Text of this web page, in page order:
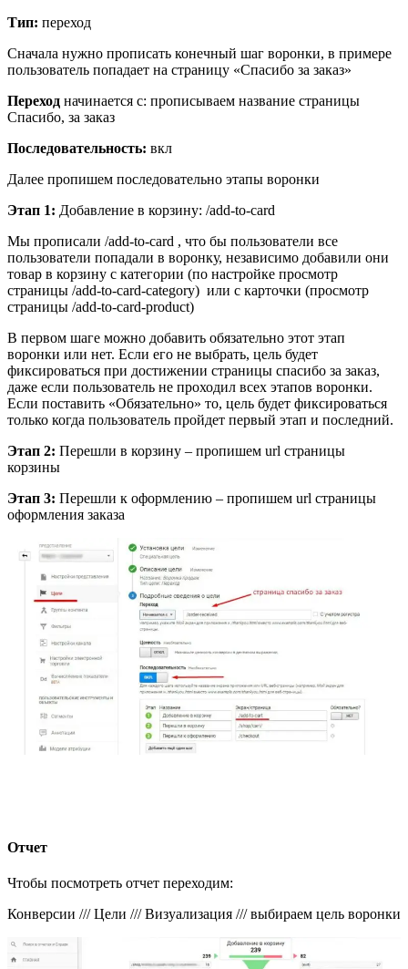
Тип: переход
Сначала нужно прописать конечный шаг воронки, в примере
пользователь попадает на страницу «Спасибо за заказ»
Переход начинается с: прописываем название страницы
Спасибо, за заказ
Последовательность: вкл
Далее пропишем последовательно этапы воронки
Этап 1: Добавление в корзину: /add-to-card
Мы прописали /add-to-card , что бы пользователи все
пользователи попадали в воронку, независимо добавили они
товар в корзину с категории (по настройке просмотр
страницы /add-to-card-category) или с карточки (просмотр
страницы /add-to-card-product)
В первом шаге можно добавить обязательно этот этап
воронки или нет. Если его не выбрать, цель будет
фиксироваться при достижении страницы спасибо за заказ,
даже если пользователь не проходил всех этапов воронки.
Если поставить «Обязательно» то, цель будет фиксироваться
только когда пользователь пройдет первый этап и последний.
Этап 2: Перешли в корзину – пропишем url страницы
корзины
Этап 3: Перешли к оформлению – пропишем url страницы
оформления заказа
Отчет
Чтобы посмотреть отчет переходим:
Конверсии /// Цели /// Визуализация /// выбираем цель воронки